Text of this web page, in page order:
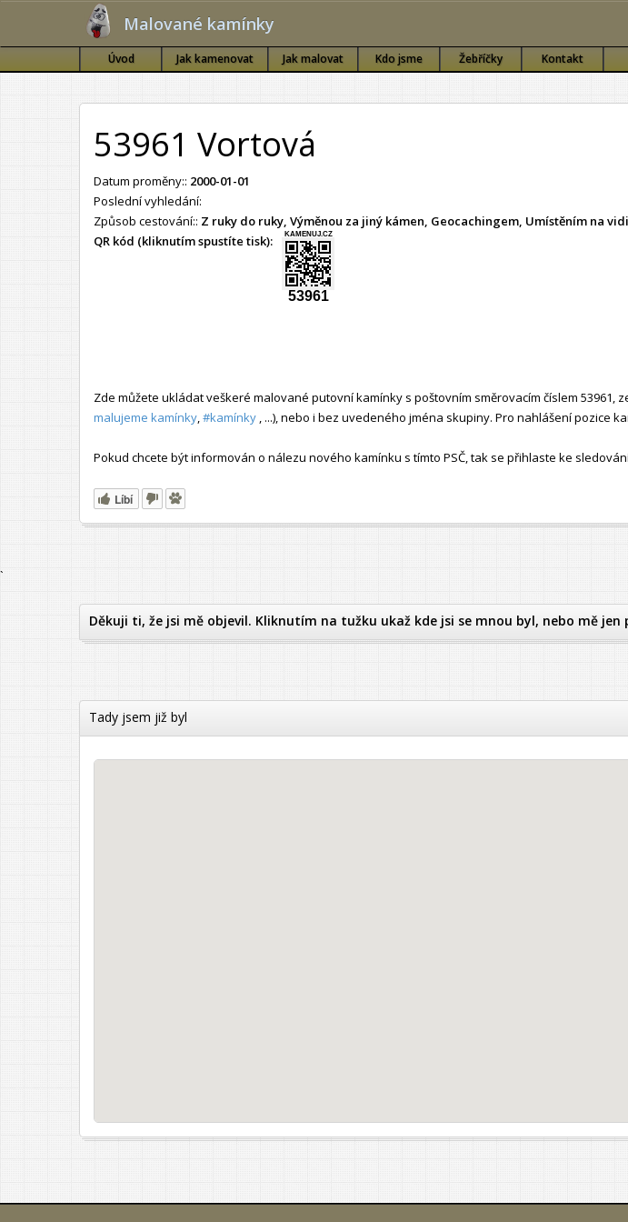
Malované kamínky
Úvod Jak kamenovat Jak malovat Kdo jsme Žebříčky Kontakt
53961 Vortová
Datum proměny:: 2000-01-01
Poslední vyhledání:
Způsob cestování:: Z ruky do ruky, Výměnou za jiný kámen, Geocachingem, Umístěním na
QR kód (kliknutím spustíte tisk):
KAMENUJ.CZ
53961
Zde můžete ukládat veškeré malované putovní kamínky s poštovním směrovacím číslem 53961,
malujeme kamínky #kamínky , ...), nebo i bez uvedeného jména skupiny. Pro nahlášení pozice
Pokud chcete být informován o nálezu nového kamínku s tímto PSČ, tak se přihlaste ke
Líbí
`
Děkuji ti, že jsi mě objevil. Kliknutím na tužku ukaž kde jsi se mnou byl, nebo mě jen
Tady jsem již byl